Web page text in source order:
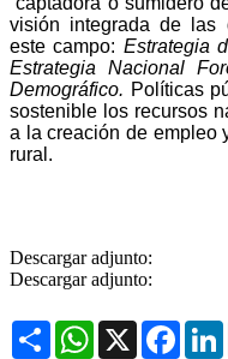
visión integrada de las
este campo: Estrategia
Estrategia Nacional
Demográfico. Políticas
sostenible los recursos
a la creación de empleo
rural.
Descargar adjunto:
Descargar adjunto:
Share WhatsApp
X